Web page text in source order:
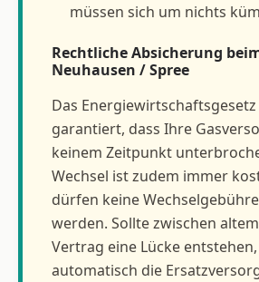
müssen sich um nichts
Rechtliche Absicherung
Neuhausen / Spree
Das Energiewirtschaftsgesetz
garantiert, dass Ihre
keinem Zeitpunkt
Wechsel ist zudem immer
dürfen keine
werden. Sollte zwischen
Vertrag eine Lücke
automatisch die